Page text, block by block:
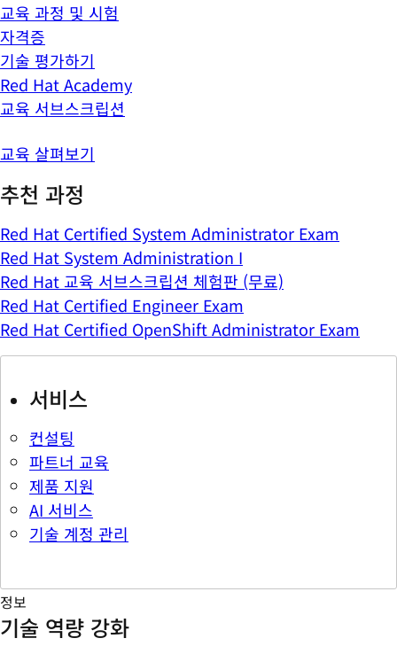
교육 과정 및 시험
자격증
기술 평가하기
Red Hat Academy
교육 서브스크립션
교육 살펴보기
추천 과정
Red Hat Certified System Administrator Exam
Red Hat System Administration I
Red Hat 교육 서브스크립션 체험판 (무료)
Red Hat Certified Engineer Exam
Red Hat Certified OpenShift Administrator Exam
서비스
컨설팅
파트너 교육
제품 지원
AI 서비스
기술 계정 관리
정보
기술 역량 강화